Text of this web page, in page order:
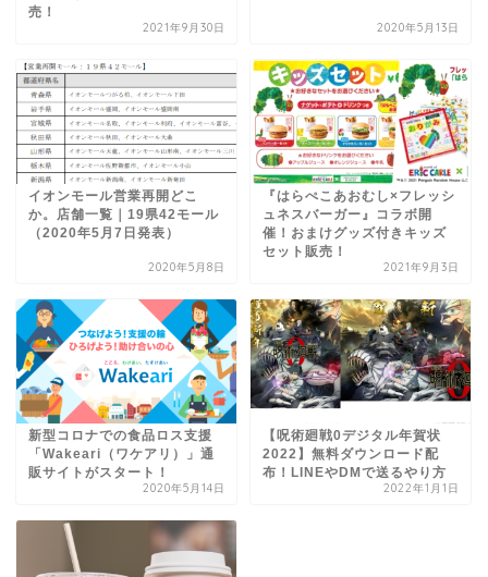
売！
2021年9月30日 2020年5月13日
イオンモール営業再開どこ
か。店舗一覧｜19県42モール
（2020年5月7日発表）
2020年5月8日
『はらぺこあおむし×フレッシ
ュネスバーガー』コラボ開
催！おまけグッズ付きキッズ
セット販売！
2021年9月3日
新型コロナでの食品ロス支援
「Wakeari（ワケアリ）」通
販サイトがスタート！
2020年5月14日
【呪術廻戦0デジタル年賀状
2022】無料ダウンロード配
布！LINEやDMで送るやり方
2022年1月1日